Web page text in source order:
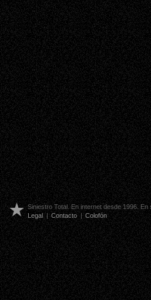
Siniestro Total. En internet desde 1996.
Legal | Contacto | Colofón